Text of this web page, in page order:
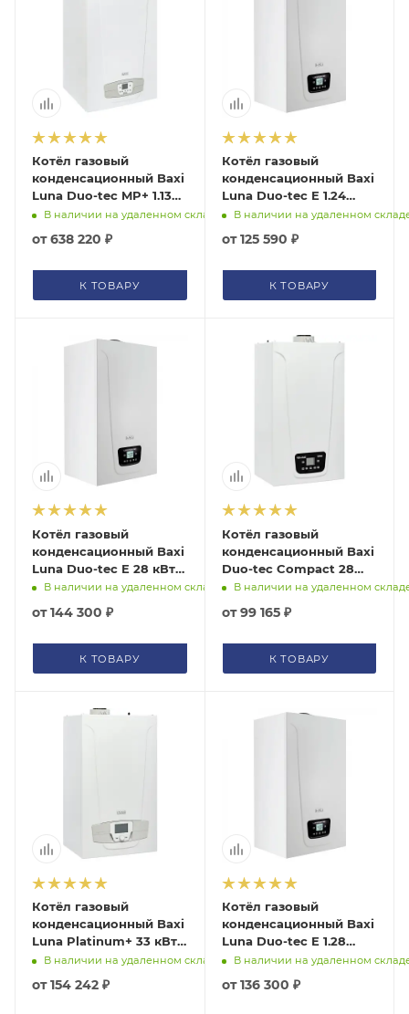
Котёл газовый
конденсационный Baxi
Luna Duo-tec MP+ 1.130
7671757--
В наличии на удаленном складе
от638 220 ₽
К ТОВАРУ
Котёл газовый
конденсационный Baxi
Luna Duo-tec E 1.24
A7720023
В наличии на удаленном
от125 590 ₽
К ТОВАРУ
Котёл газовый
конденсационный Baxi
Luna Duo-tec E 28 кВт
A7720026
В наличии на удаленном складе
от144 300 ₽
К ТОВАРУ
Котёл газовый
конденсационный Baxi
Duo-tec Compact 28
кВт A7722039
В наличии на удаленном
от99 165 ₽
К ТОВАРУ
Котёл газовый
конденсационный Baxi
Luna Platinum+ 33 кВт
7219693--
В наличии на удаленном складе
от154 242 ₽
Котёл газовый
конденсационный Baxi
Luna Duo-tec E 1.28
A7720024
В наличии на удаленном
от136 300 ₽